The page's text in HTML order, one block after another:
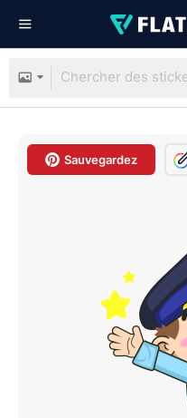
Sauvegardez